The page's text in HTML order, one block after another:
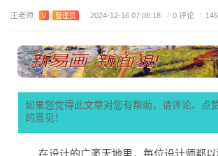
王老师 V 管理员 / 2024-12-16 07:08:18 / 0 评论 /
如果您觉得此文章对您有帮助，请评论、点
的意见！
在设计的广袤天地里，每位设计师都